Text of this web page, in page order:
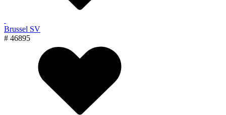
Brussel SV
# 46895